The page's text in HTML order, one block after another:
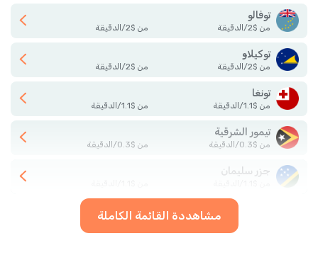
توفالو
من $
2
/الدقيقة من $
2
/الدقيقة
توكيلاو
من $
2
/الدقيقة من $
2
/الدقيقة
تونغا
من $
1.1
/الدقيقة من $
1.1
/الدقيقة
تيمور الشرقية
من $
0.3
/الدقيقة من $
0.3
/الدقيقة
جزر سليمان
مشاهددة القائمة الكاملة